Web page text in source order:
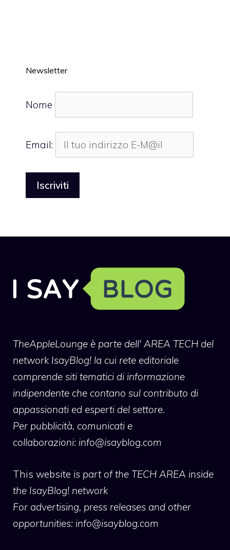
Newsletter
Nome
Email:
TheAppleLounge è parte dell' AREA TECH del
network IsayBlog! la cui rete editoriale
comprende siti tematici di informazione
indipendente che contano sul contributo di
appassionati ed esperti del settore.
Per pubblicità, comunicati e
collaborazioni: info@isayblog.com
This website is part of the TECH AREA inside
the IsayBlog! network
For advertising, press releases and other
opportunities: info@isayblog.com